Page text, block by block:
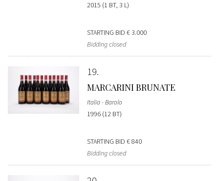
2015 (1 BT, 3 L)
STARTING BID € 3.000
Bidding closed
19
MARCARINI BRUNATE
Italia - Barolo
1996 (12 BT)
STARTING BID € 840
Bidding closed